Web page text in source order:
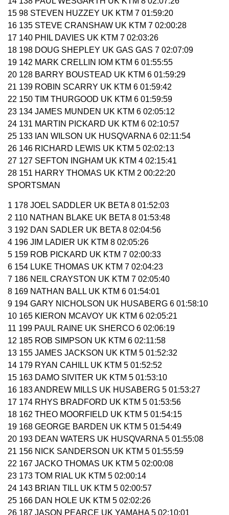
15 98 STEVEN HUZZEY UK KTM 7 01:59:20
16 135 STEVE CRANSHAW UK KTM 7 02:00:28
17 140 PHIL DAVIES UK KTM 7 02:03:26
18 198 DOUG SHEPLEY UK GAS GAS 7 02:07:09
19 142 MARK CRELLIN IOM KTM 6 01:55:55
20 128 BARRY BOUSTEAD UK KTM 6 01:59:29
21 139 ROBIN SCARRY UK KTM 6 01:59:42
22 150 TIM THURGOOD UK KTM 6 01:59:59
23 134 JAMES MUNDEN UK KTM 6 02:05:12
24 131 MARTIN PICKARD UK KTM 6 02:10:57
25 133 IAN WILSON UK HUSQVARNA 6 02:11:54
26 146 RICHARD LEWIS UK KTM 5 02:02:13
27 127 SEFTON INGHAM UK KTM 4 02:15:41
28 151 HARRY THOMAS UK KTM 2 00:22:20
SPORTSMAN
1 178 JOEL SADDLER UK BETA 8 01:52:03
2 110 NATHAN BLAKE UK BETA 8 01:53:48
3 192 DAN SADLER UK BETA 8 02:04:56
4 196 JIM LADIER UK KTM 8 02:05:26
5 159 ROB PICKARD UK KTM 7 02:00:33
6 154 LUKE THOMAS UK KTM 7 02:04:23
7 186 NEIL CRAYSTON UK KTM 7 02:05:40
8 169 NATHAN BALL UK KTM 6 01:54:01
9 194 GARY NICHOLSON UK HUSABERG 6 01:58:10
10 165 KIERON MCAVOY UK KTM 6 02:05:21
11 199 PAUL RAINE UK SHERCO 6 02:06:19
12 185 ROB SIMPSON UK KTM 6 02:11:58
13 155 JAMES JACKSON UK KTM 5 01:52:32
14 179 RYAN CAHILL UK KTM 5 01:52:52
15 163 DAMO SIVITER UK KTM 5 01:53:10
16 183 ANDREW MILLS UK HUSABERG 5 01:53:27
17 174 RHYS BRADFORD UK KTM 5 01:53:56
18 162 THEO MOORFIELD UK KTM 5 01:54:15
19 168 GEORGE BARDEN UK KTM 5 01:54:49
20 193 DEAN WATERS UK HUSQVARNA 5 01:55:08
21 156 NICK SANDERSON UK KTM 5 01:55:59
22 167 JACKO THOMAS UK KTM 5 02:00:08
23 173 TOM RIAL UK KTM 5 02:00:14
24 143 BRIAN TILL UK KTM 5 02:00:57
25 166 DAN HOLE UK KTM 5 02:02:26
26 187 JASON PEARCE UK YAMAHA 5 02:10:01